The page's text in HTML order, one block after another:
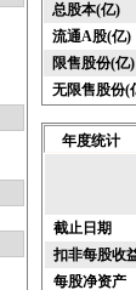
总股本(亿)
流通A股(亿)
限售股份(亿)
无限售股份(
年度统计
截止日期
扣非每股收
每股净资产